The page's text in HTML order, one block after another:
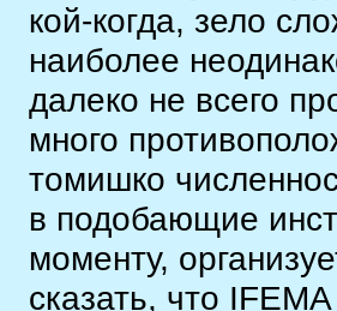
кой-когда, зело
наиболее
далеко не всего
много
томишко
в подобающие
моменту,
сказать, что